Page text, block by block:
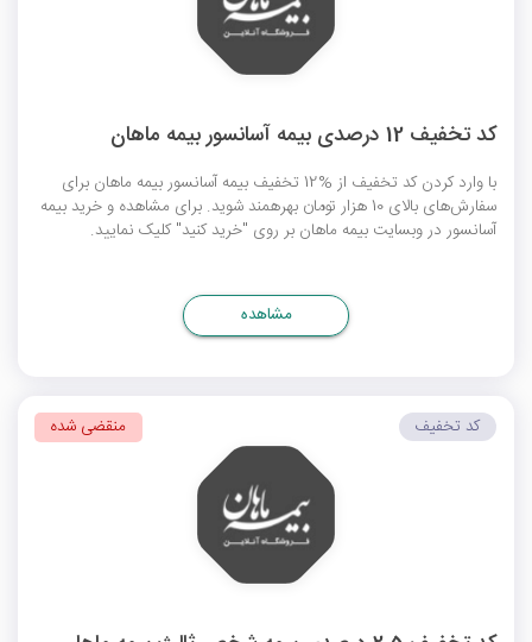
کد تخفیف 12 درصدی بیمه آسانسور بیمه ماهان
با وارد کردن کد تخفیف از %12 تخفیف بیمه آسانسور بیمه ماهان برای
سفارش‌های بالای 10 هزار تومان بهره‎مند شوید. برای مشاهده و خرید بیمه
آسانسور در وبسایت بیمه ماهان بر روی "خرید کنید" کلیک نمایید.
مشاهده
کد تخفیف منقضی شده